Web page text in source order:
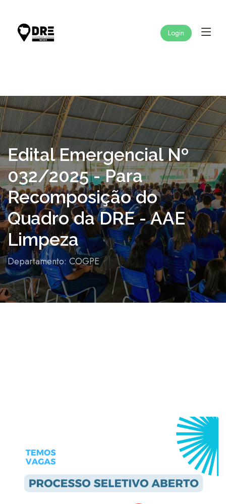
Login
Edital Emergencial Nº
032/2025 - Para
Recomposição do
Quadro da DRE - AAE
Limpeza
Departamento: COGPE